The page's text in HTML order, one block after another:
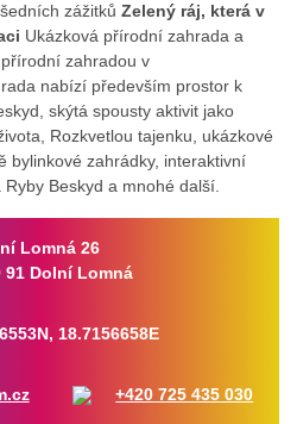
zážitků Zelený ráj, která v
Ukázková přírodní zahrada a
zahradou v
nabízí především prostor k
skýtá spousty aktivit jako
Rozkvetlou tajenku, ukázkové
bylinkové zahrádky, interaktivní
Beskyd a mnohé další.
Lomná 26
91 Dolní Lomná
18.7156658E
+420 725 435 030